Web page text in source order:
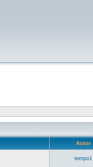
Autor
tempo1